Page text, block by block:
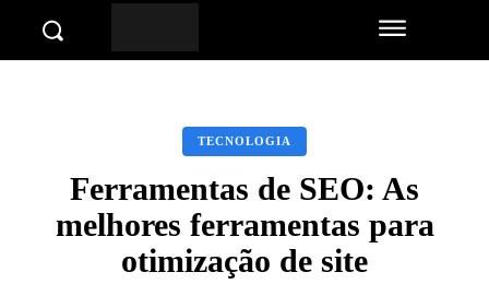
TECNOLOGIA
Ferramentas de SEO: As
melhores ferramentas para
otimização de site